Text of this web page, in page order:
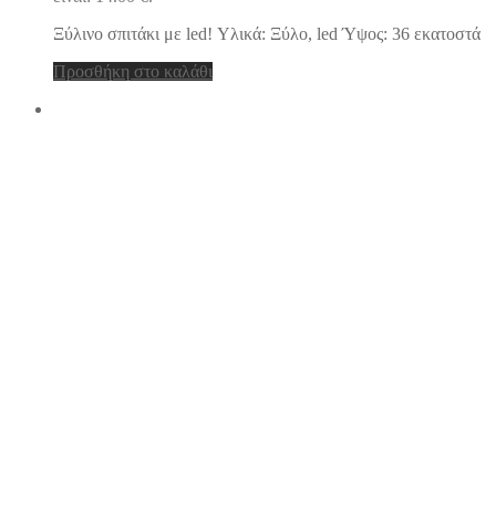
Ξύλινο σπιτάκι με led! Υλικά: Ξύλο, led Ύψος: 36 εκατοστά
Προσθήκη στο καλάθι